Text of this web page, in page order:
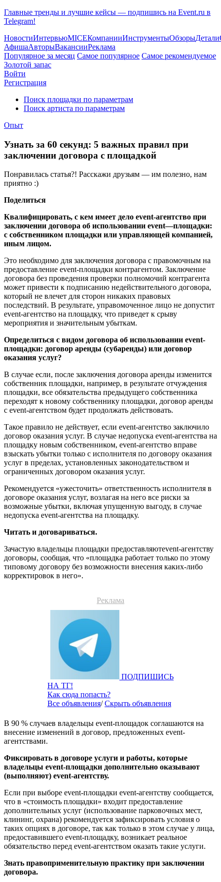
Главные тренды и лучшие кейсы — подпишись на Event.ru в
Telegram!
НовостиИнтервьюMICEКомпанииИнструментыОбзорыДетали
АфишаАвторыВакансииРеклама
Популярное за месяц Самое популярное Самое рекомендуемое
Золотой запас
Войти
Регистрация
Поиск площадки по параметрам
Поиск артиста по параметрам
Опыт
Узнать за 60 секунд: 5 важных правил при
заключении договора с площадкой
Понравилась статья?! Расскажи друзьям — им полезно, нам
приятно :)
Поделиться
Квалифицировать, с кем имеет дело event-агентство при
заключении договора об использовании event—площадки:
с собственником площадки или управляющей компанией,
иным лицом.
Это необходимо для заключения договора с правомочным на
предоставление event-площадки контрагентом. Заключение
договора без проведения проверки полномочий контрагента
может привести к подписанию недействительного договора,
который не влечет для сторон никаких правовых
последствий. В результате, управомоченное лицо не допустит
event-агентство на площадку, что приведет к срыву
мероприятия и значительным убыткам.
Определиться с видом договора об использовании event-
площадки: договор аренды (субаренды) или договор
оказания услуг?
В случае если, после заключения договора аренды изменится
собственник площадки, например, в результате отчуждения
площадки, все обязательства предыдущего собственника
переходят к новому собственнику площадки, договор аренды
с event-агентством будет продолжать действовать.
Такое правило не действует, если event-агентство заключило
договор оказания услуг. В случае недопуска event-агентства на
площадку новым собственником, event-агентство вправе
взыскать убытки только с исполнителя по договору оказания
услуг в пределах, установленных законодательством и
ограниченных договором оказания услуг.
Рекомендуется «ужесточить» ответственность исполнителя в
договоре оказания услуг, возлагая на него все риски за
возможные убытки, включая упущенную выгоду, в случае
недопуска event-агентства на площадку.
Читать и договариваться.
Зачастую владельцы площадки предоставляютevent-агентству
договоры, сообщая, что «площадка работает только по этому
типовому договору без возможности внесения каких-либо
корректировок в него».
Реклама
ПОДПИШИСЬ
НА ТГ!
Как сюда попасть?
Все объявления/Скрыть объявления
В 90 % случаев владельцы event-площадок соглашаются на
внесение изменений в договор, предложенных event-
агентствами.
Фиксировать в договоре услуги и работы, которые
владельцы event-площадки дополнительно оказывают
(выполняют) event-агентству.
Если при выборе event-площадки event-агентству сообщается,
что в «стоимость площадки» входит предоставление
дополнительных услуг (использование парковочных мест,
клининг, охрана) рекомендуется зафиксировать условия о
таких опциях в договоре, так как только в этом случае у лица,
предоставившего event-площадку, возникает реальное
обязательство перед event-агентством оказать такие услуги.
Знать правоприменительную практику при заключении
договора.